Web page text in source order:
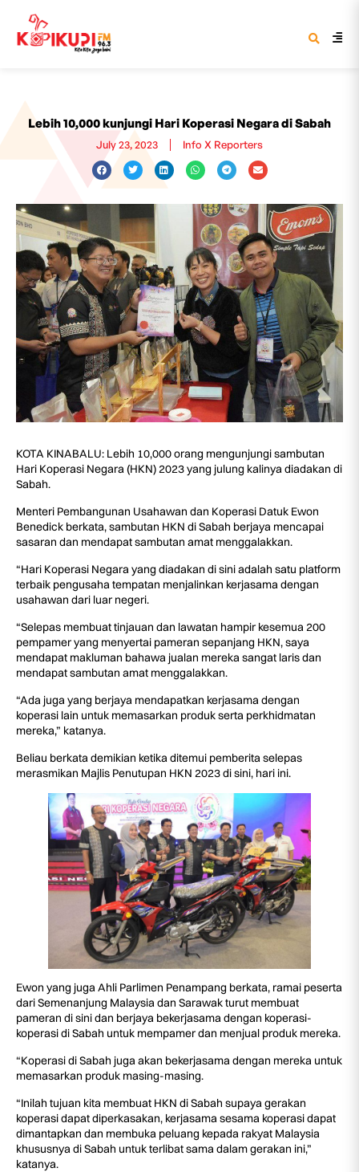
Lebih 10,000 kunjungi Hari Koperasi Negara di Sabah
July 23, 2023 Info X Reporters
KOTA KINABALU: Lebih 10,000 orang mengunjungi sambutan
Hari Koperasi Negara (HKN) 2023 yang julung kalinya diadakan di
Sabah.
Menteri Pembangunan Usahawan dan Koperasi Datuk Ewon
Benedick berkata, sambutan HKN di Sabah berjaya mencapai
sasaran dan mendapat sambutan amat menggalakkan.
“Hari Koperasi Negara yang diadakan di sini adalah satu platform
terbaik pengusaha tempatan menjalinkan kerjasama dengan
usahawan dari luar negeri.
“Selepas membuat tinjauan dan lawatan hampir kesemua 200
pempamer yang menyertai pameran sepanjang HKN, saya
mendapat makluman bahawa jualan mereka sangat laris dan
mendapat sambutan amat menggalakkan.
“Ada juga yang berjaya mendapatkan kerjasama dengan
koperasi lain untuk memasarkan produk serta perkhidmatan
mereka,” katanya.
Beliau berkata demikian ketika ditemui pemberita selepas
merasmikan Majlis Penutupan HKN 2023 di sini, hari ini.
Ewon yang juga Ahli Parlimen Penampang berkata, ramai peserta
dari Semenanjung Malaysia dan Sarawak turut membuat
pameran di sini dan berjaya bekerjasama dengan koperasi-
koperasi di Sabah untuk mempamer dan menjual produk mereka.
“Koperasi di Sabah juga akan bekerjasama dengan mereka untuk
memasarkan produk masing-masing.
“Inilah tujuan kita membuat HKN di Sabah supaya gerakan
koperasi dapat diperkasakan, kerjasama sesama koperasi dapat
dimantapkan dan membuka peluang kepada rakyat Malaysia
khususnya di Sabah untuk terlibat sama dalam gerakan ini,”
katanya.